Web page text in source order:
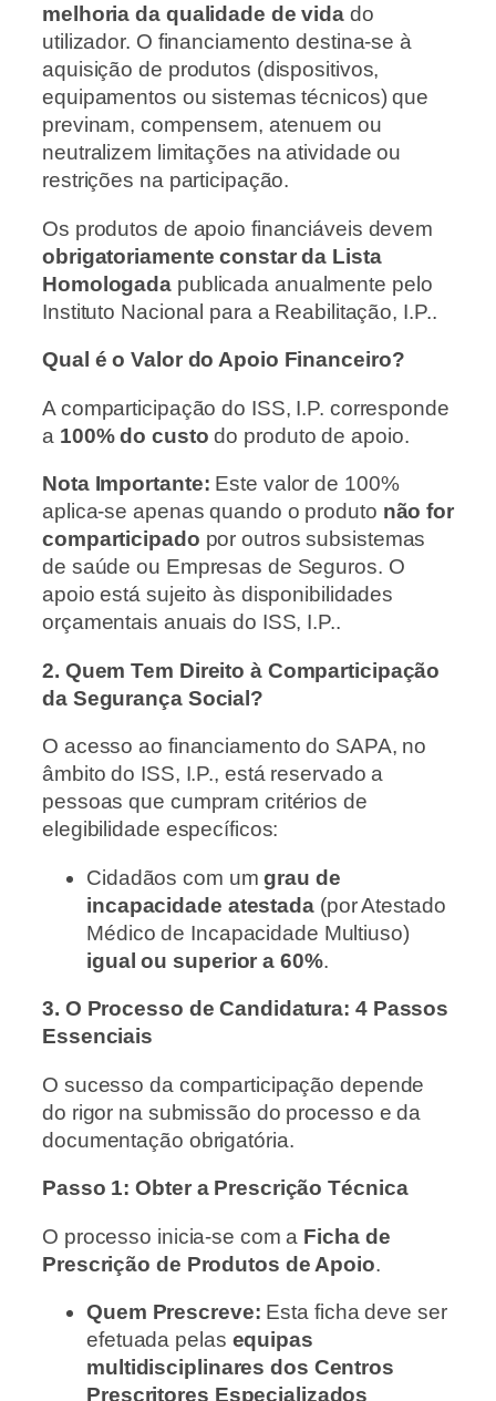
melhoria da qualidade de vida do
utilizador. O financiamento destina-se à
aquisição de produtos (dispositivos,
equipamentos ou sistemas técnicos) que
previnam, compensem, atenuem ou
neutralizem limitações na atividade ou
restrições na participação.
Os produtos de apoio financiáveis devem
obrigatoriamente constar da Lista
Homologada publicada anualmente pelo
Instituto Nacional para a Reabilitação, I.P..
Qual é o Valor do Apoio Financeiro?
A comparticipação do ISS, I.P. corresponde
a 100% do custo do produto de apoio.
Nota Importante: Este valor de 100%
aplica-se apenas quando o produto não for
comparticipado por outros subsistemas
de saúde ou Empresas de Seguros. O
apoio está sujeito às disponibilidades
orçamentais anuais do ISS, I.P..
2. Quem Tem Direito à Comparticipação
da Segurança Social?
O acesso ao financiamento do SAPA, no
âmbito do ISS, I.P., está reservado a
pessoas que cumpram critérios de
elegibilidade específicos:
Cidadãos com umgrau de
incapacidade atestada(por Atestado
Médico de Incapacidade Multiuso)
igual ou superior a 60%.
3. O Processo de Candidatura: 4 Passos
Essenciais
O sucesso da comparticipação depende
do rigor na submissão do processo e da
documentação obrigatória.
Passo 1: Obter a Prescrição Técnica
O processo inicia-se com a Ficha de
Prescrição de Produtos de Apoio.
Quem Prescreve: Esta ficha deve ser
efetuada pelas equipas
multidisciplinares dos Centros
Prescritores Especializados